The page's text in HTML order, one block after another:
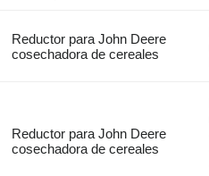
Reductor para John Deere
cosechadora de cereales
Reductor para John Deere
cosechadora de cereales